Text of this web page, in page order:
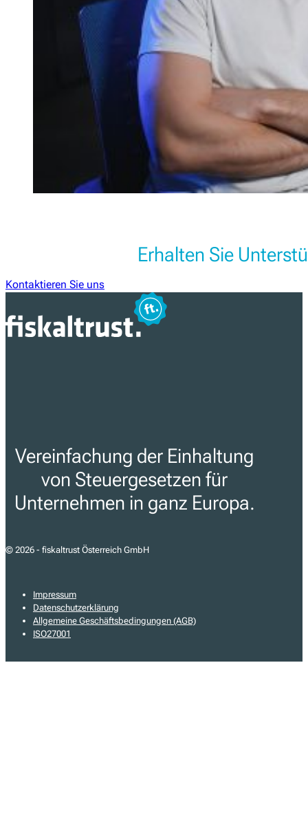
Erhalten Sie
Kontaktieren Sie uns
Vereinfachung der Einhaltung
von Steuergesetzen für
Unternehmen in ganz Europa.
© 2026 - fiskaltrust Österreich GmbH
Impressum
Datenschutzerklärung
Allgemeine Geschäftsbedingungen (AGB)
ISO27001